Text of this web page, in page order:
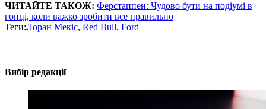
ЧИТАЙТЕ ТАКОЖ: Ферстаппен: Чудово бути на подіумі в
гонці, коли важко зробити все правильно
Теги:Лоран Мекіс, Red Bull, Ford
Вибір редакції